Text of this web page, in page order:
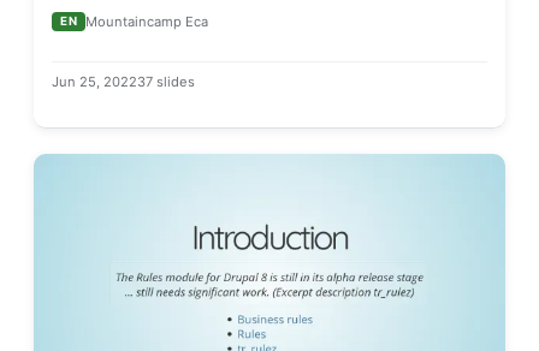
EN Mountaincamp Eca
Jun 25, 202237 slides